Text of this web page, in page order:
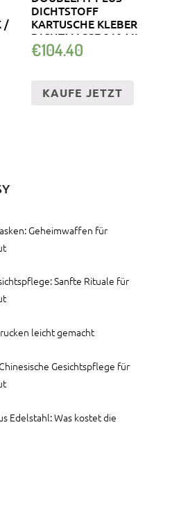
/
DICHTSTOFF
KARTUSCHE KLEBER
DICHTMASSE 310 ML
€104.40
KAUFE JETZT
Geheimwaffen für
Sanfte Rituale für
leicht gemacht
Gesichtspflege für
Edelstahl: Was kostet die